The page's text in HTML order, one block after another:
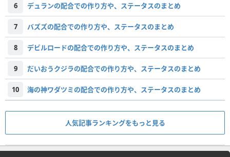
6 デュランの配合での作り方や、ステータスのまとめ
7 バズズの配合での作り方や、ステータスのまとめ
8 デビルロードの配合での作り方や、ステータスのまとめ
9 だいおうクジラの配合での作り方や、ステータスのまとめ
10 海の神ワダツミの配合での作り方や、ステータスのまとめ
人気記事ランキングをもっと見る